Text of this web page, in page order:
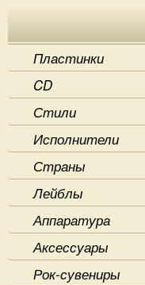
Пластинки
CD
Стили
Исполнители
Страны
Лейблы
Аппаратура
Аксессуары
Рок-сувениры